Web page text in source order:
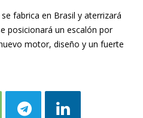
fabrica en Brasil y aterrizará
posicionará un escalón por
motor, diseño y un fuerte